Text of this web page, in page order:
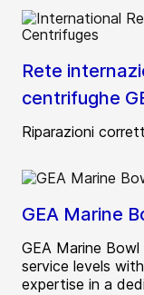
Rete
centrifughe
Riparazioni
GEA Marine
GEA Marine
service levels
expertise in a